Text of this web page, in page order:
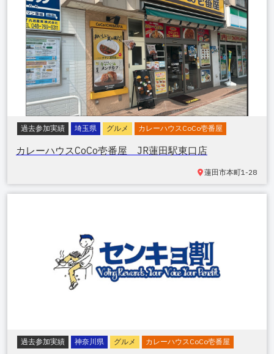
過去参加実績 埼玉県 グルメ カレーハウスCoCo壱番屋
カレーハウスCoCo壱番屋 JR蓮田駅東口店
蓮田市本町1-28
過去参加実績 神奈川県 グルメ カレーハウスCoCo壱番屋